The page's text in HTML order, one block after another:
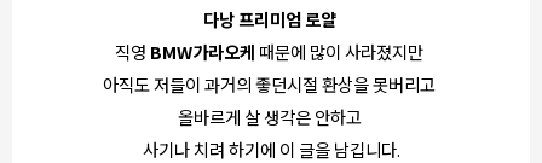
다낭 프리미엄 로얄
직영 BMW가라오케 때문에 많이 사라졌지만
아직도 저들이 과거의 좋던시절 환상을 못버리고
올바르게 살 생각은 안하고
사기나 치려 하기에 이 글을 남깁니다.